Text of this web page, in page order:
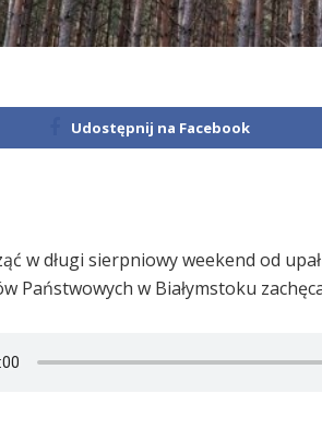
Udostępnij na Facebook
w długi sierpniowy weekend od
Państwowych w Białymstoku